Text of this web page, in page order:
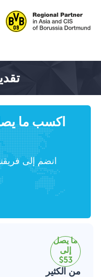
انضم إلى
ما يصل
إلى
$53
من الكثير